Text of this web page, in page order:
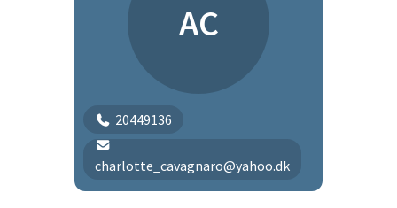
AC
20449136
charlotte_cavagnaro@yahoo.dk